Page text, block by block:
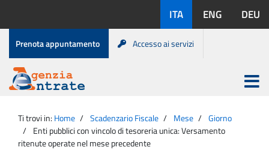
contenuto
disponibili:
ITA ENG DEU
Menu
di
servizio
Prenota appuntamento Accesso ai servizi
Agenzia
Entrate
Apri
menu
principale
Ti trovi in: Home Scadenzario Fiscale Mese
Giorno
Enti pubblici con vincolo di tesoreria unica: Versamento
ritenute operate nel mese precedente